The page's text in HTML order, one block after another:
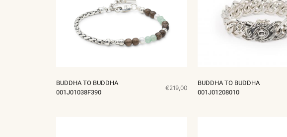
BUDDHA TO BUDDHA
001J01038F390
€219,00
BUDDHA TO BUDDHA
001J01208010